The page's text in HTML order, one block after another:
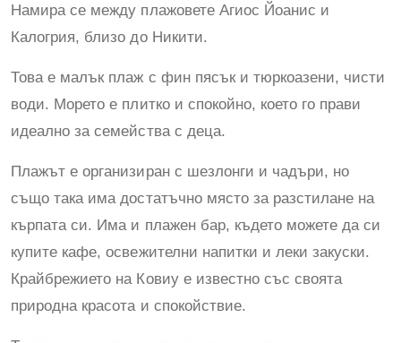
Намира се между плажовете Агиос Йоанис и
Калогрия, близо до Никити.
Това е малък плаж с фин пясък и тюркоазени, чисти
води. Морето е плитко и спокойно, което го прави
идеално за семейства с деца.
Плажът е организиран с шезлонги и чадъри, но
също така има достатъчно място за разстилане на
кърпата си. Има и плажен бар, където можете да си
купите кафе, освежителни напитки и леки закуски.
Крайбрежието на Ковиу е известно със своята
природна красота и спокойствие.